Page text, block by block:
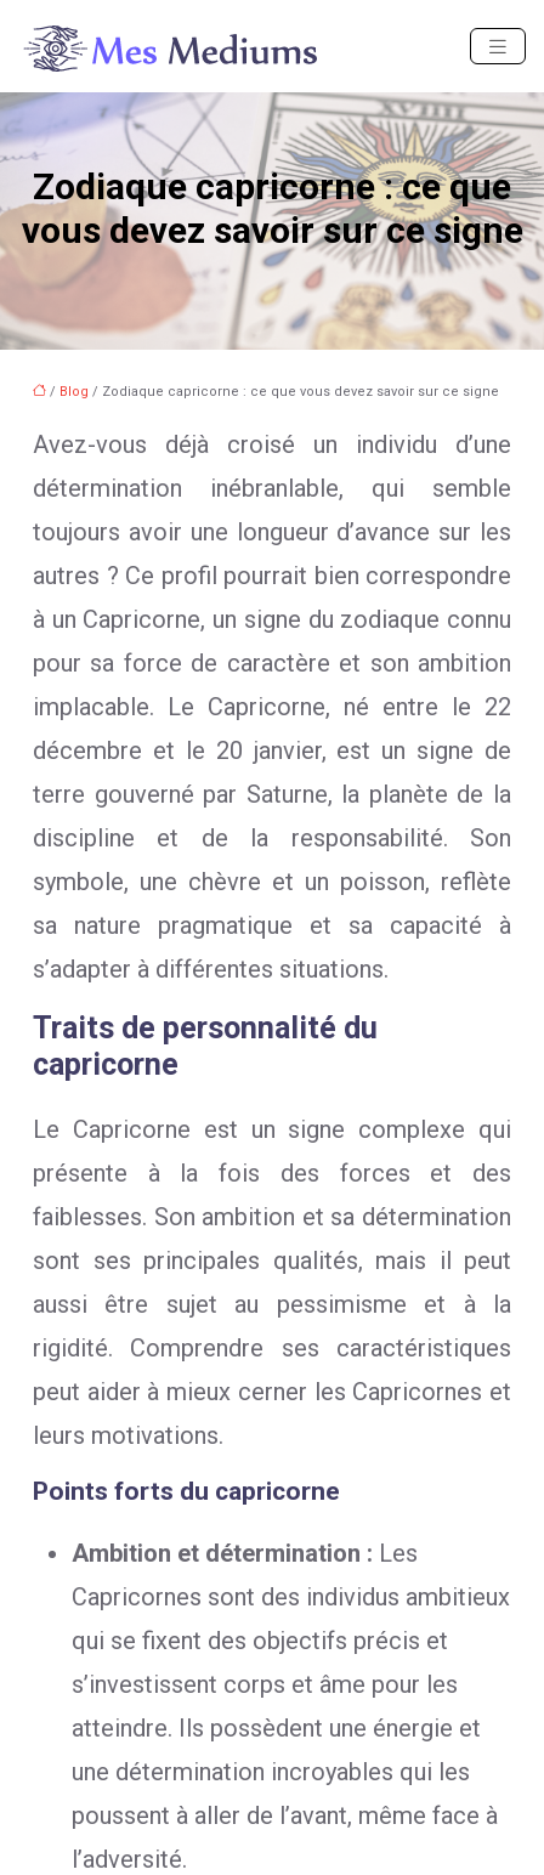
Zodiaque capricorne : ce que
vous devez savoir sur ce signe
/ Blog / Zodiaque capricorne : ce que vous devez savoir sur ce signe
Avez-vous déjà croisé un individu d’une
détermination inébranlable, qui semble
toujours avoir une longueur d’avance sur les
autres ? Ce profil pourrait bien correspondre
à un Capricorne, un signe du zodiaque connu
pour sa force de caractère et son ambition
implacable. Le Capricorne, né entre le 22
décembre et le 20 janvier, est un signe de
terre gouverné par Saturne, la planète de la
discipline et de la responsabilité. Son
symbole, une chèvre et un poisson, reflète
sa nature pragmatique et sa capacité à
s’adapter à différentes situations.
Traits de personnalité du
capricorne
Le Capricorne est un signe complexe qui
présente à la fois des forces et des
faiblesses. Son ambition et sa détermination
sont ses principales qualités, mais il peut
aussi être sujet au pessimisme et à la
rigidité. Comprendre ses caractéristiques
peut aider à mieux cerner les Capricornes et
leurs motivations.
Points forts du capricorne
Ambition et détermination : Les
Capricornes sont des individus ambitieux
qui se fixent des objectifs précis et
s’investissent corps et âme pour les
atteindre. Ils possèdent une énergie et
une détermination incroyables qui les
poussent à aller de l’avant, même face à
l’adversité.